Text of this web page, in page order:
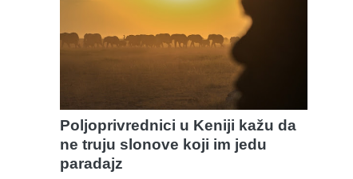
Poljoprivrednici u Keniji kažu da
ne truju slonove koji im jedu
paradajz